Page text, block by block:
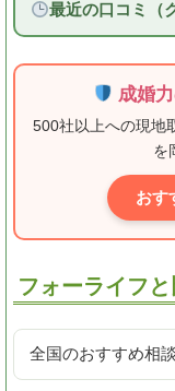
最近の口コミ（
成婚
500社以上への現地
を
おす
フォーライフ
全国のおすすめ相